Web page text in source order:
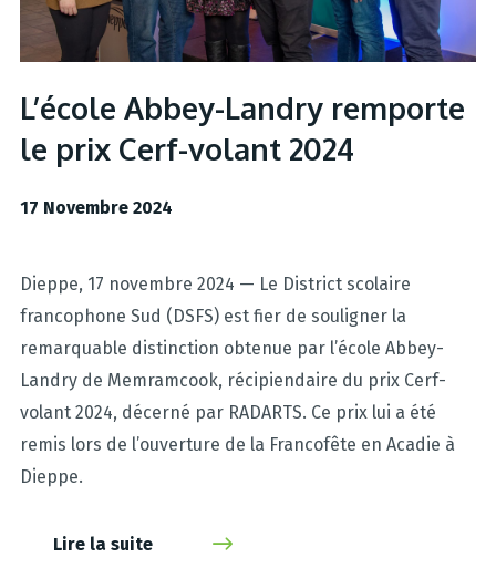
L’école Abbey-Landry remporte
le prix Cerf-volant 2024
17 Novembre 2024
Dieppe, 17 novembre 2024 — Le District scolaire
francophone Sud (DSFS) est fier de souligner la
remarquable distinction obtenue par l’école Abbey-
Landry de Memramcook, récipiendaire du prix Cerf-
volant 2024, décerné par RADARTS. Ce prix lui a été
remis lors de l’ouverture de la Francofête en Acadie à
Dieppe.
Lire la suite